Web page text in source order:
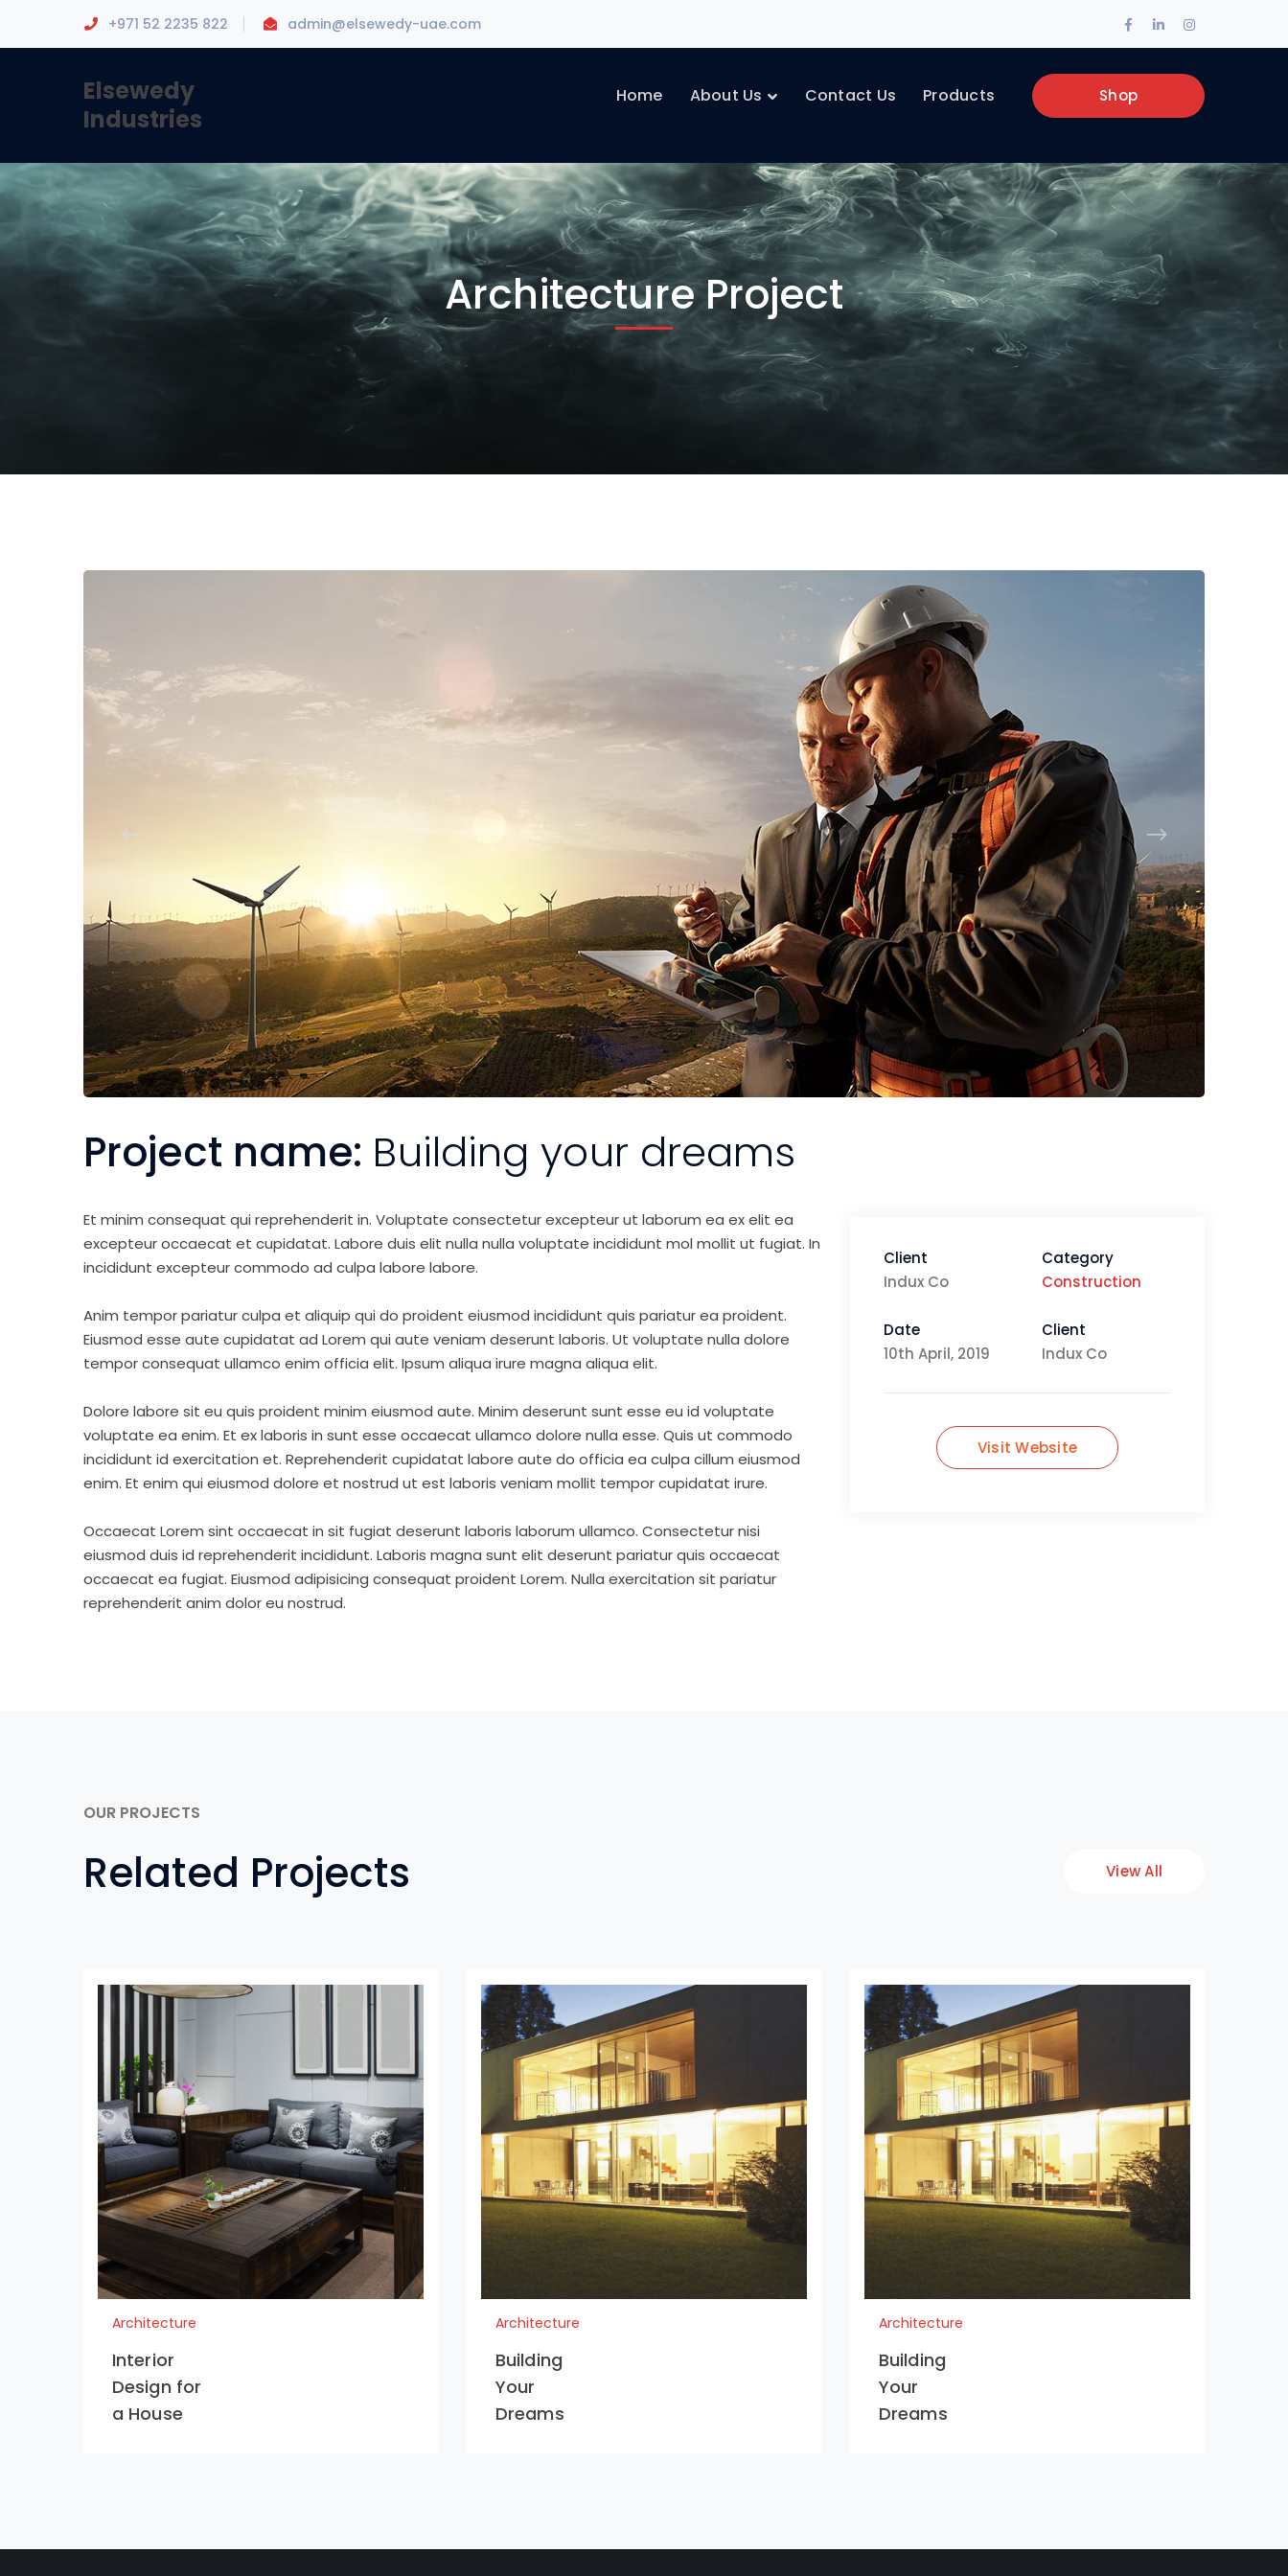
+971 52 2235 822 admin@elsewedy-uae.com
Facebook
Profile
LinkedIn
Profile
Instagram
Profile
Elsewedy
Industries
Shop
Home About Us Contact Us Products
Architecture Project
Project name: Building your dreams
Et minim consequat qui reprehenderit in. Voluptate consectetur excepteur ut laborum ea ex elit ea
excepteur occaecat et cupidatat. Labore duis elit nulla nulla voluptate incididunt mol mollit ut fugiat. In
incididunt excepteur commodo ad culpa labore labore.
Anim tempor pariatur culpa et aliquip qui do proident eiusmod incididunt quis pariatur ea proident.
Eiusmod esse aute cupidatat ad Lorem qui aute veniam deserunt laboris. Ut voluptate nulla dolore
tempor consequat ullamco enim officia elit. Ipsum aliqua irure magna aliqua elit.
Dolore labore sit eu quis proident minim eiusmod aute. Minim deserunt sunt esse eu id voluptate
voluptate ea enim. Et ex laboris in sunt esse occaecat ullamco dolore nulla esse. Quis ut commodo
incididunt id exercitation et. Reprehenderit cupidatat labore aute do officia ea culpa cillum eiusmod
enim. Et enim qui eiusmod dolore et nostrud ut est laboris veniam mollit tempor cupidatat irure.
Occaecat Lorem sint occaecat in sit fugiat deserunt laboris laborum ullamco. Consectetur nisi
eiusmod duis id reprehenderit incididunt. Laboris magna sunt elit deserunt pariatur quis occaecat
occaecat ea fugiat. Eiusmod adipisicing consequat proident Lorem. Nulla exercitation sit pariatur
reprehenderit anim dolor eu nostrud.
Client
Indux Co
Category
Construction
Date
10th April, 2019
Client
Indux Co
Visit Website
OUR PROJECTS
Related Projects View All
Architecture
Interior
Design for
a House
Architecture
Building
Your
Dreams
Architecture
Building
Your
Dreams